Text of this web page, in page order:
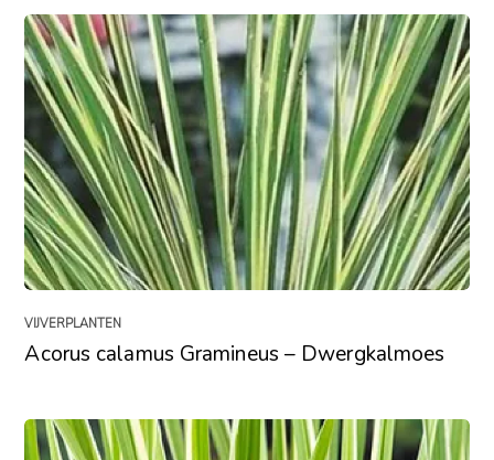
VIJVERPLANTEN
Acorus calamus Gramineus – Dwergkalmoes